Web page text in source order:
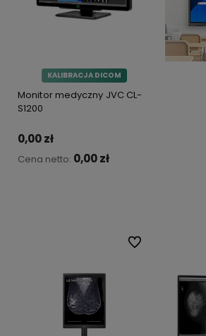
KALIBRACJA DICOM
Monitor medyczny JVC CL-
S1200
0,00 zł
Cena netto: 0,00 zł
Do ulubionych